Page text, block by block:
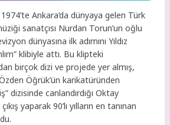
Ankara’da dünyaya gelen Türk
sanatçısı Nurdan Torun’un oğlu
dünyasına ilk adımını Yıldız
klibiyle attı. Bu klipteki
birçok dizi ve projede yer almış,
Öğrük’ün karikatüründen
dizisinde canlandırdığı Oktay
yaparak 90’lı yılların en tanınan